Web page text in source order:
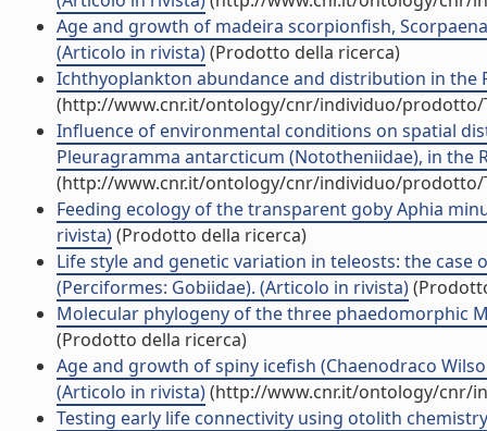
Age and growth of madeira scorpionfish,
(Articolo in rivista)(Prodotto della ricerca)
Ichthyoplankton abundance and distribution in the
(http://www.cnr.it/ontology/cnr/individuo/prodotto/
Influence of environmental conditions on spatial
Pleuragramma antarcticum (Nototheniidae), in the
(http://www.cnr.it/ontology/cnr/individuo/prodotto/
Feeding ecology of the transparent goby Aphia
rivista)(Prodotto della ricerca)
Life style and genetic variation in teleosts: the
(Perciformes: Gobiidae). (Articolo in rivista)
Molecular phylogeny of the three phaedomorphic
(Prodotto della ricerca)
Age and growth of spiny icefish (Chaenodraco
(Articolo in rivista)(http://www.cnr.it/ontology/cnr/
Testing early life connectivity using otolith